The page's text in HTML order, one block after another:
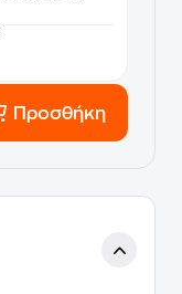
Προσθήκη